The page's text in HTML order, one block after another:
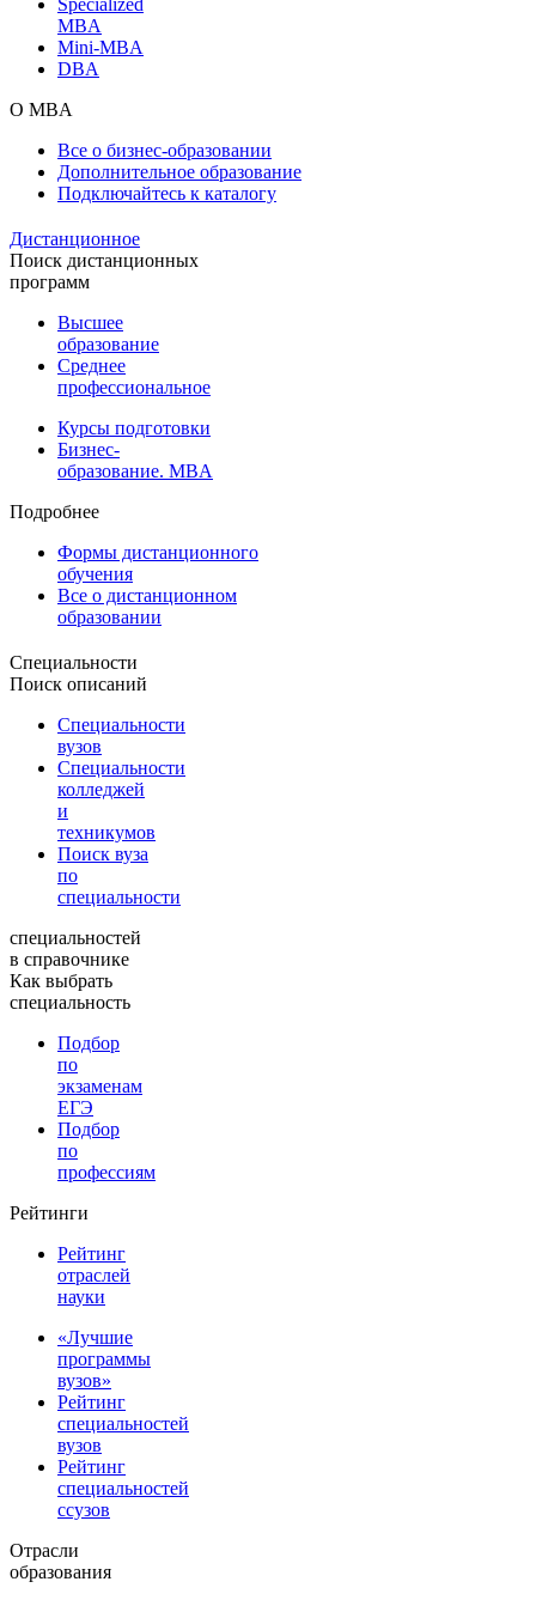
MBA
Mini-MBA
DBA
О MBA
Все о бизнес-образовании
Дополнительное образование
Подключайтесь к каталогу
Дистанционное
Поиск дистанционных
программ
Высшее
образование
Среднее
профессиональное
Курсы подготовки
Бизнес-
образование. MBA
Подробнее
Формы дистанционного
обучения
Все о дистанционном
образовании
Специальности
Поиск описаний
Специальности
вузов
Специальности
колледжей
и
техникумов
Поиск вуза
по
специальности
специальностей
в справочнике
Как выбрать
специальность
Подбор
по
экзаменам
ЕГЭ
Подбор
по
профессиям
Рейтинги
Рейтинг
отраслей
науки
«Лучшие
программы
вузов»
Рейтинг
специальностей
вузов
Рейтинг
специальностей
ссузов
Отрасли
образования